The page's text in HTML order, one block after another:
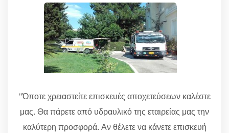
"Όποτε χρειαστείτε επισκευές αποχετεύσεων καλέστε
μας. Θα πάρετε από υδραυλικό της εταιρείας μας την
καλύτερη προσφορά. Αν θέλετε να κάνετε επισκευή